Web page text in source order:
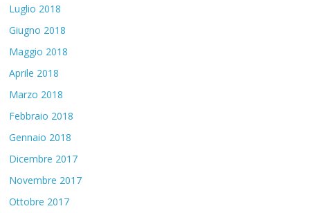
Luglio 2018
Giugno 2018
Maggio 2018
Aprile 2018
Marzo 2018
Febbraio 2018
Gennaio 2018
Dicembre 2017
Novembre 2017
Ottobre 2017